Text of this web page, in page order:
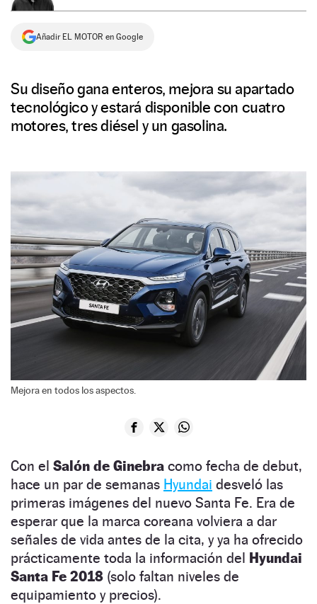
Añadir EL MOTOR en Google
Su diseño gana enteros, mejora su apartado
tecnológico y estará disponible con cuatro
motores, tres diésel y un gasolina.
Mejora en todos los aspectos.
Con el Salón de Ginebra como fecha de debut,
hace un par de semanas Hyundai desveló las
primeras imágenes del nuevo Santa Fe. Era de
esperar que la marca coreana volviera a dar
señales de vida antes de la cita, y ya ha ofrecido
prácticamente toda la información del Hyundai
Santa Fe 2018 (solo faltan niveles de
equipamiento y precios).